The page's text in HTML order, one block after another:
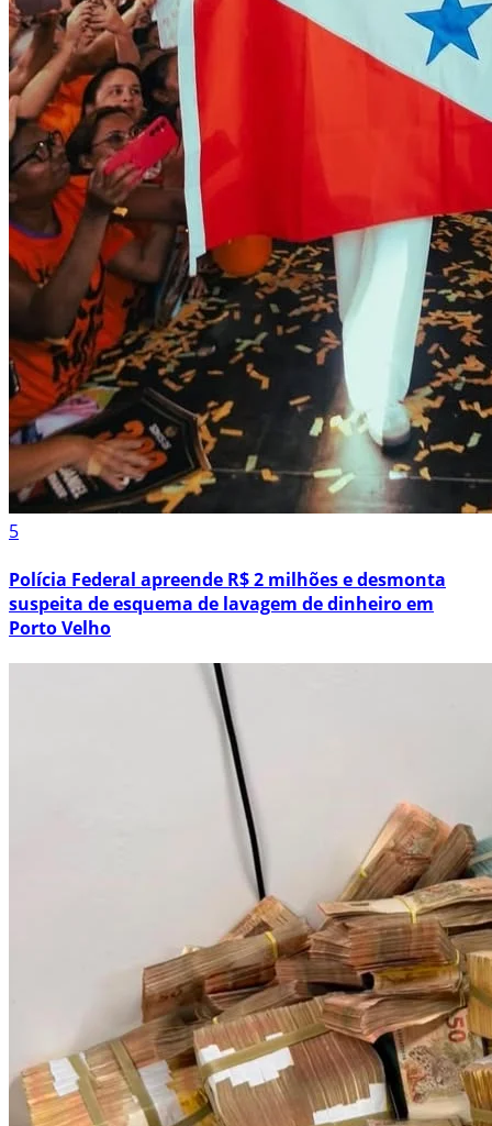
5
Polícia Federal apreende R$ 2 milhões e desmonta
suspeita de esquema de lavagem de dinheiro em
Porto Velho